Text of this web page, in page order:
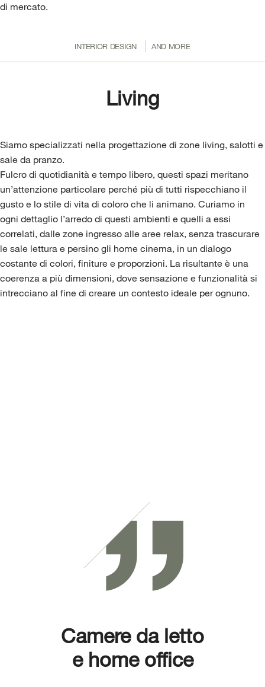
di mercato.
INTERIOR DESIGN AND MORE
Living
Siamo specializzati nella progettazione di zone living, salotti e
sale da pranzo.
Fulcro di quotidianità e tempo libero, questi spazi meritano
un’attenzione particolare perché più di tutti rispecchiano il
gusto e lo stile di vita di coloro che li animano. Curiamo in
ogni dettaglio l’arredo di questi ambienti e quelli a essi
correlati, dalle zone ingresso alle aree relax, senza trascurare
le sale lettura e persino gli home cinema, in un dialogo
costante di colori, finiture e proporzioni. La risultante è una
coerenza a più dimensioni, dove sensazione e funzionalità si
intrecciano al fine di creare un contesto ideale per ognuno.
Camere da letto
e home office